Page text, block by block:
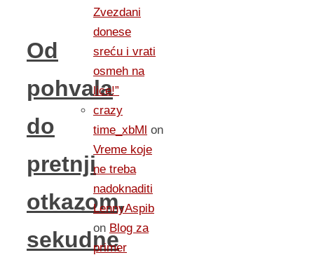
Od
pohvala
do
pretnji
otkazom,
sekudne
Zvezdani
donese
sreću i vrati
osmeh na
lice!”
crazy
time_xbMl on
Vreme koje
ne treba
nadoknaditi
LennyAspib
on Blog za
primer